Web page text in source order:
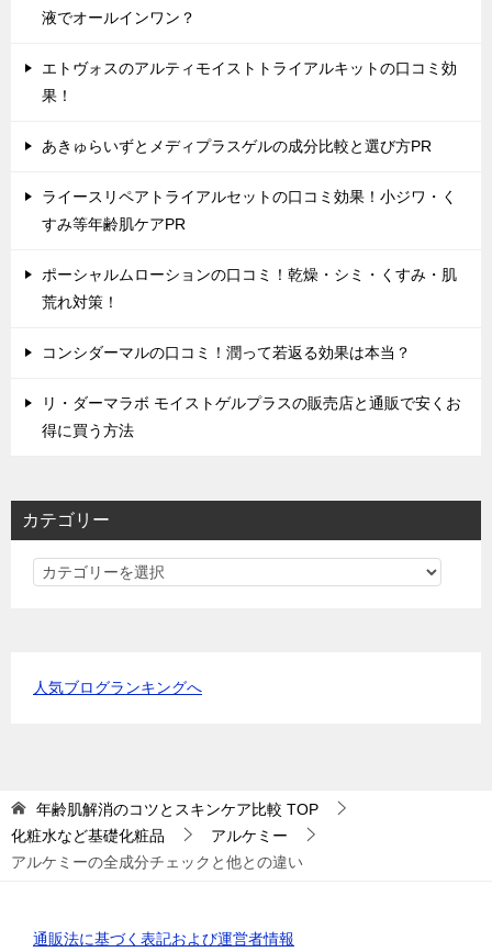
液でオールインワン？
エトヴォスのアルティモイストトライアルキットの口コミ効
果！
あきゅらいずとメディプラスゲルの成分比較と選び方PR
ライースリペアトライアルセットの口コミ効果！小ジワ・く
すみ等年齢肌ケアPR
ポーシャルムローションの口コミ！乾燥・シミ・くすみ・肌
荒れ対策！
コンシダーマルの口コミ！潤って若返る効果は本当？
リ・ダーマラボ モイストゲルプラスの販売店と通販で安くお
得に買う方法
カテゴリー
カ
ー
人気ブログランキングへ
年齢肌解消のコツとスキンケア比較 TOP
化粧水など基礎化粧品
アルケミー
アルケミーの全成分チェックと他との違い
通販法に基づく表記および運営者情報